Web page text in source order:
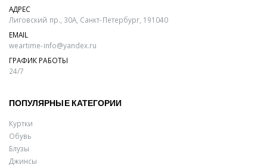
АДРЕС
Лиговский пр., 30А, Санкт-Петербург, 191040
EMAIL
weartime-info@yandex.ru
ГРАФИК РАБОТЫ
24/7
ПОПУЛЯРНЫЕ КАТЕГОРИИ
Куртки
Обувь
Блузы
Джинсы